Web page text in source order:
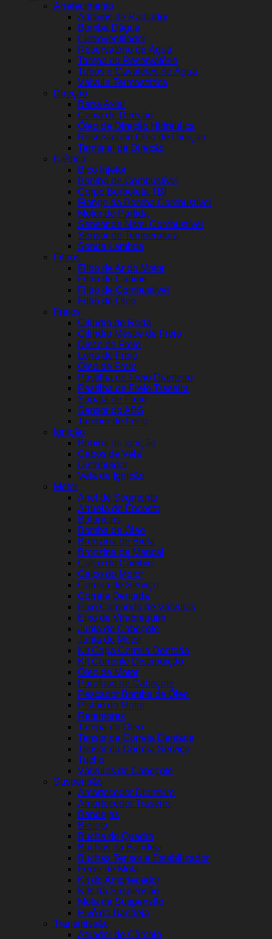
Arrefecimento
Aditivos de Radiador
Bomba Dágua
Eletroventilador
Reservatório de Água
Tampa do Reservatório
Tubos e Cavaletes de Água
Válvula Termostática
Direção
Barra Axial
Caixa de Direção
Óleo de Direção Hidráulica
Reservatório Óleo de Direção
Terminal de Direção
Elétrica
Bico Injetor
Bomba de Combustível
Corpo Borboleta TBI
Flange da Bomba Combustível
Motor de Partida
Sensor de Nível Combustível
Sensor de Temperatura
Sonda Lambda
Filtros
Filtro de Ar do Motor
Filtro de Cabine
Filtro de Combustível
Filtro de Óleo
Freios
Cilindro de Roda
Cilindro Mestre de Freio
Disco de Freio
Lona de Freio
Óleo de Freio
Pastilha de Freio Dianteiro
Pastilha de Freio Traseira
Sapata de Freio
Sensor do ABS
Tambor de Freio
Ignição
Bobina de Ignição
Cabos de Vela
Distribuidor
Vela de Ignição
Motor
Anel de Segmento
Arruela de Encosto
Balancins
Bomba de Óleo
Bronzina de Biela
Bronzina de Mancal
Calço do Câmbio
Calço do Motor
Correia de Serviço
Correia Dentada
Eixo Comando de Válvulas
Eixo de Virabrequim
Junta do Cabeçote
Junta do Motor
Kit Capa Correia Dentada
Kit Corrente Distribuição
Óleo de Motor
Parafuso de Cabeçote
Pescador Bomba de Óleo
Pistão do Motor
Retentores
Tampa do Óleo
Tensor da Correia Dentada
Tensor da Correia Serviço
Tucho
Válvulas de Cabeçote
Suspensão
Amortecedor Dianteiro
Amortecedor Traseiro
Bandejas
Bieleta
Bucha do Quadro
Buchas da Bandeja
Buchas Tensor e Estabilizador
Feixe de Mola
Kit do Amortecedor
Kits da Suspensão
Mola da Suspensão
Pivô da Bandeja
Transmissão
Atuador do Câmbio